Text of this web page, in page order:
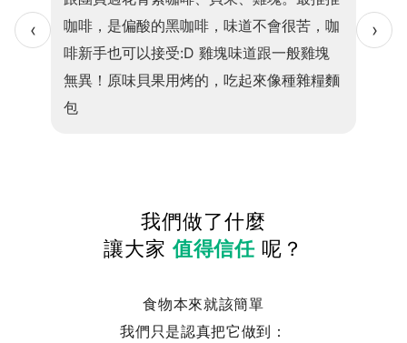
‹
且吃
是高
咖啡，是偏酸的黑咖啡，味道不會很苦，咖
啡新手也可以接受:D 雞塊味道跟一般雞塊
無異！原味貝果用烤的，吃起來像種雜糧麵
包
乎1
小孩
›
我們做了什麼
讓大家值得信任 呢？
食物本來就該簡單
我們只是認真把它做到：